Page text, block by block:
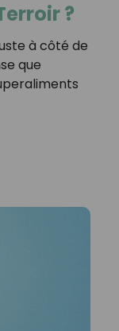
?
à côté de
que